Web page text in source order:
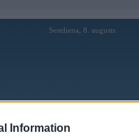
Information
Sestdiena, 8. augusts
Lietotāji